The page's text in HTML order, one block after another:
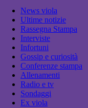
News viola
Ultime notizie
Rassegna Stampa
Interviste
Infortuni
Gossip e curiosità
Conferenze stampa
Allenamenti
Radio e tv
Sondaggi
Ex viola